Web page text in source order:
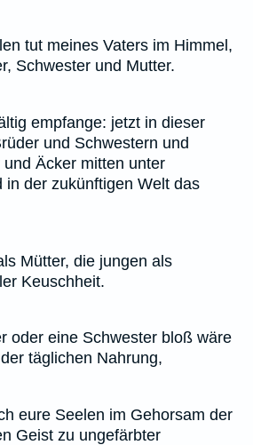
tut meines Vaters im Himmel,
Schwester und Mutter.
empfange: jetzt in dieser
und Schwestern und
Äcker mitten unter
in der zukünftigen Welt das
Mütter, die jungen als
Keuschheit.
oder eine Schwester bloß wäre
täglichen Nahrung,
eure Seelen im Gehorsam der
Geist zu ungefärbter